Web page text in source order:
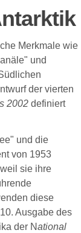
Merkmale wie
und
der vierten
2002definiert
und die
von 1953
sie ihre
diese
Ausgabe des
der National